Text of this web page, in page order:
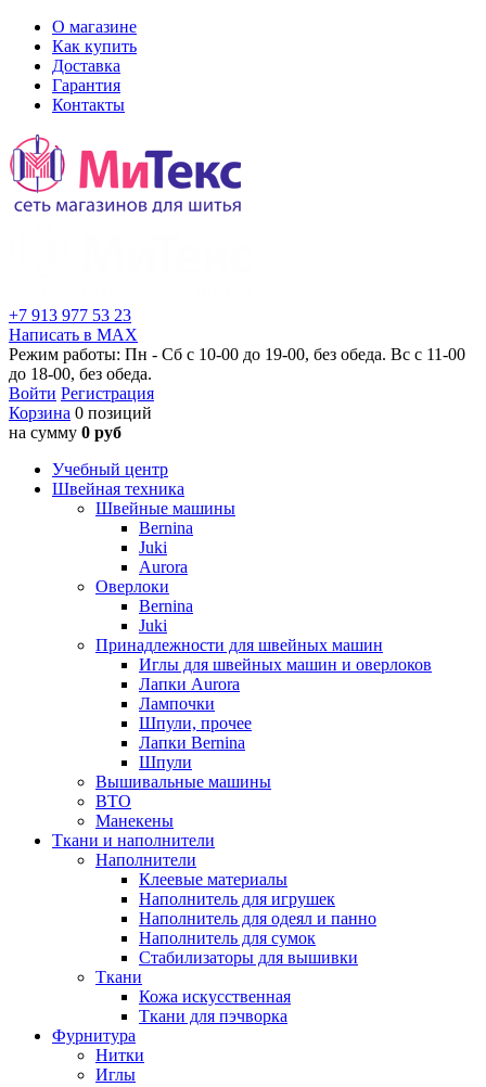
О магазине
Как купить
Доставка
Гарантия
Контакты
+7 913 977 53 23
Написать в MAX
Режим работы: Пн - Сб с 10-00 до 19-00, без обеда. Вс с 11-00
до 18-00, без обеда.
Войти Регистрация
Корзина 0 позиций
на сумму 0 руб
Учебный центр
Швейная техника
Швейные машины
Bernina
Juki
Aurora
Оверлоки
Bernina
Juki
Принадлежности для швейных машин
Иглы для швейных машин и оверлоков
Лапки Aurora
Лампочки
Шпули, прочее
Лапки Bernina
Шпули
Вышивальные машины
ВТО
Манекены
Ткани и наполнители
Наполнители
Клеевые материалы
Наполнитель для игрушек
Наполнитель для одеял и панно
Наполнитель для сумок
Стабилизаторы для вышивки
Ткани
Кожа искусственная
Ткани для пэчворка
Фурнитура
Нитки
Иглы